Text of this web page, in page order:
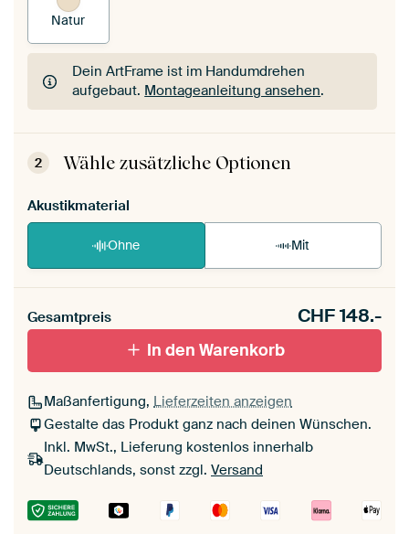
Natur
Dein ArtFrame ist im Handumdrehen
aufgebaut. Montageanleitung ansehen.
Dein ArtFrame ist im Handumdrehen
aufgebaut.Montageanleitung ansehen
2 Wähle zusätzliche Optionen
Akustikmaterial
Ohne Mit
Gesamtpreis CHF148.-
In den Warenkorb
Maßanfertigung, Lieferzeiten anzeigen
Gestalte das Produkt ganz nach deinen Wünschen.
Inkl. MwSt., Lieferung kostenlos innerhalb
Deutschlands, sonst zzgl. Versand